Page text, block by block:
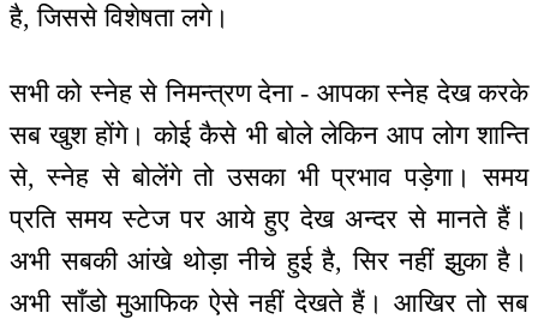
है, जिससे विशेषता लगे।
सभी को स्नेह से निमन्‍त्रण देना - आपका स्नेह देख करके
सब खुश होंगे। कोई कैसे भी बोले लेकिन आप लोग शान्ति
से, स्नेह से बोलेंगे तो उसका भी प्रभाव पड़ेगा। समय
प्रति समय स्टेज पर आये हुए देख अन्दर से मानते हैं।
अभी सबकी आंखे थोड़ा नीचे हुई है, सिर नहीं झुका है।
अभी साँडो मुआफिक ऐसे नहीं देखते हैं। आखिर तो सब